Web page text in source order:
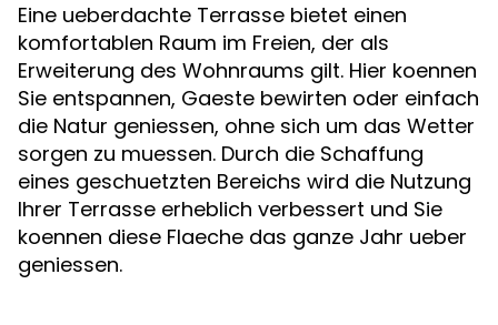
Eine ueberdachte Terrasse bietet einen
komfortablen Raum im Freien, der als
Erweiterung des Wohnraums gilt. Hier koennen
Sie entspannen, Gaeste bewirten oder einfach
die Natur geniessen, ohne sich um das Wetter
sorgen zu muessen. Durch die Schaffung
eines geschuetzten Bereichs wird die Nutzung
Ihrer Terrasse erheblich verbessert und Sie
koennen diese Flaeche das ganze Jahr ueber
geniessen.